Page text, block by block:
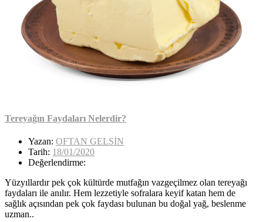
Tereyağın Faydaları Nelerdir?
Yazan: OFTAN GELSİN
Tarih: 18/01/2020
Değerlendirme:
Yüzyıllardır pek çok kültürde mutfağın vazgeçilmez olan tereyağı
faydaları ile anılır. Hem lezzetiyle sofralara keyif katan hem de
sağlık açısından pek çok faydası bulunan bu doğal yağ, beslenme
uzman..